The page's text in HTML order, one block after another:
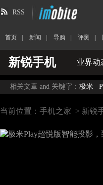
RSS
首页 新闻 导购 评测
新锐手机 业界动
相关文章 and 关键字： 极米
当前位置： 手机之家 > 新锐